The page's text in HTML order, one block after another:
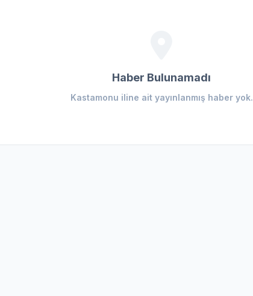
Haber Bulunamadı
Kastamonu iline ait yayınlanmış haber yok.